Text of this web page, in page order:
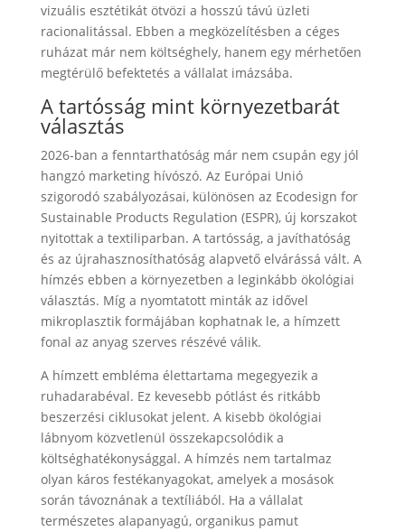
vizuális esztétikát ötvözi a hosszú távú üzleti
racionalitással. Ebben a megközelítésben a céges
ruházat már nem költséghely, hanem egy mérhetően
megtérülő befektetés a vállalat imázsába.
A tartósság mint környezetbarát
választás
2026-ban a fenntarthatóság már nem csupán egy jól
hangzó marketing hívószó. Az Európai Unió
szigorodó szabályozásai, különösen az Ecodesign for
Sustainable Products Regulation (ESPR), új korszakot
nyitottak a textiliparban. A tartósság, a javíthatóság
és az újrahasznosíthatóság alapvető elvárássá vált. A
hímzés ebben a környezetben a leginkább ökológiai
választás. Míg a nyomtatott minták az idővel
mikroplasztik formájában kophatnak le, a hímzett
fonal az anyag szerves részévé válik.
A hímzett embléma élettartama megegyezik a
ruhadarabéval. Ez kevesebb pótlást és ritkább
beszerzési ciklusokat jelent. A kisebb ökológiai
lábnyom közvetlenül összekapcsolódik a
költséghatékonysággal. A hímzés nem tartalmaz
olyan káros festékanyagokat, amelyek a mosások
során távoznának a textíliából. Ha a vállalat
természetes alapanyagú, organikus pamut